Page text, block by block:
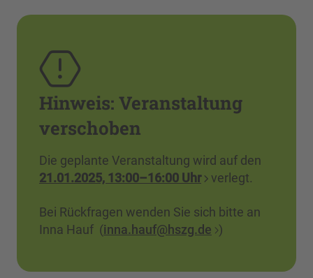
Hinweis: Veranstaltung
verschoben
Die geplante Veranstaltung wird auf den
21.01.2025, 13:00–16:00 Uhr
verlegt.
Bei Rückfragen wenden Sie sich bitte an
Inna Hauf (inna.hauf@hszg.de )